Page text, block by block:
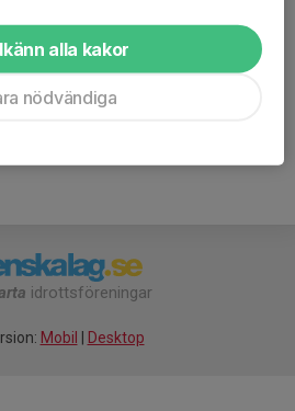
idrottsföreningar
Mobil Desktop
alla kakor
nödvändiga